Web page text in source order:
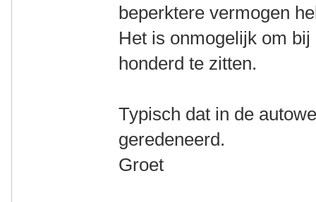
beperktere vermogen
Het is onmogelijk om
honderd te zitten.
Typisch dat in de
geredeneerd.
Groet